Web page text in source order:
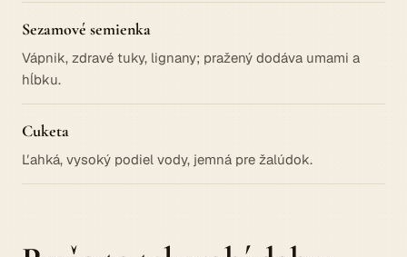
Sezamové semienka
Vápnik, zdravé tuky, lignany; pražený dodáva umami a
hĺbku.
Cuketa
Ľahká, vysoký podiel vody, jemná pre žalúdok.